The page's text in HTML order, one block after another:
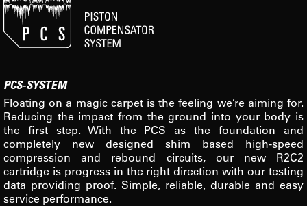
PCS-SYSTEM
Floating on a magic carpet is the feeling we’re aiming for.
Reducing the impact from the ground into your body is
the first step. With the PCS as the foundation and
completely new designed shim based high-speed
compression and rebound circuits, our new R2C2
cartridge is progress in the right direction with our testing
data providing proof. Simple, reliable, durable and easy
service performance.